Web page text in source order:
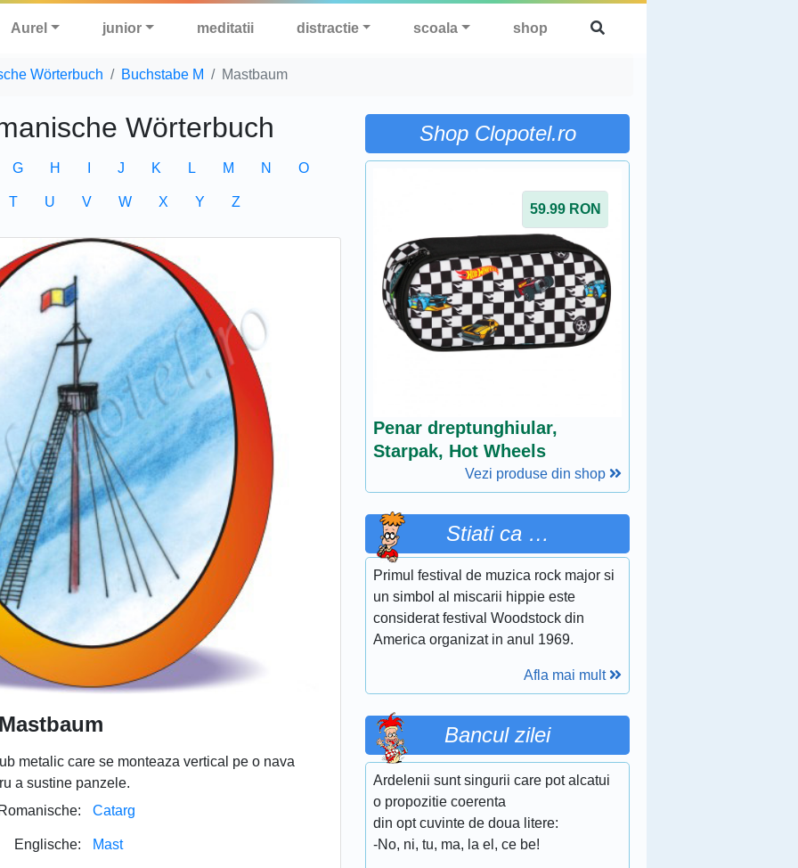
Aurel junior meditatii distractie scoala shop
Wörterbuch Buchstabe M Mastbaum
Wörterbuch
G H J K L M N O
T U V W X Y Z
Mastbaum
metalic care se monteaza vertical pe o nava
a sustine panzele.
Romanische:
Catarg
Englische: Mast
Shop Clopotel.ro
59.99 RON
Penar dreptunghiular,
Starpak, Hot Wheels
Vezi produse din shop
Stiati ca …
Primul festival de muzica rock major si
un simbol al miscarii hippie este
considerat festival Woodstock din
America organizat in anul 1969.
Afla mai mult
Bancul zilei
Ardelenii sunt singurii care pot alcatui
o propozitie coerenta
din opt cuvinte de doua litere:
-No, ni, tu, ma, la el, ce be!